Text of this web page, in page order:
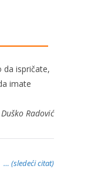
da ispričate,
imate
Duško Radović
… (sledeći citat)